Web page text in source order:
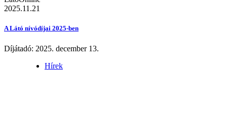
2025.11.21
A Látó nívódíjai 2025-ben
Díjátadó: 2025. december 13.
Hírek